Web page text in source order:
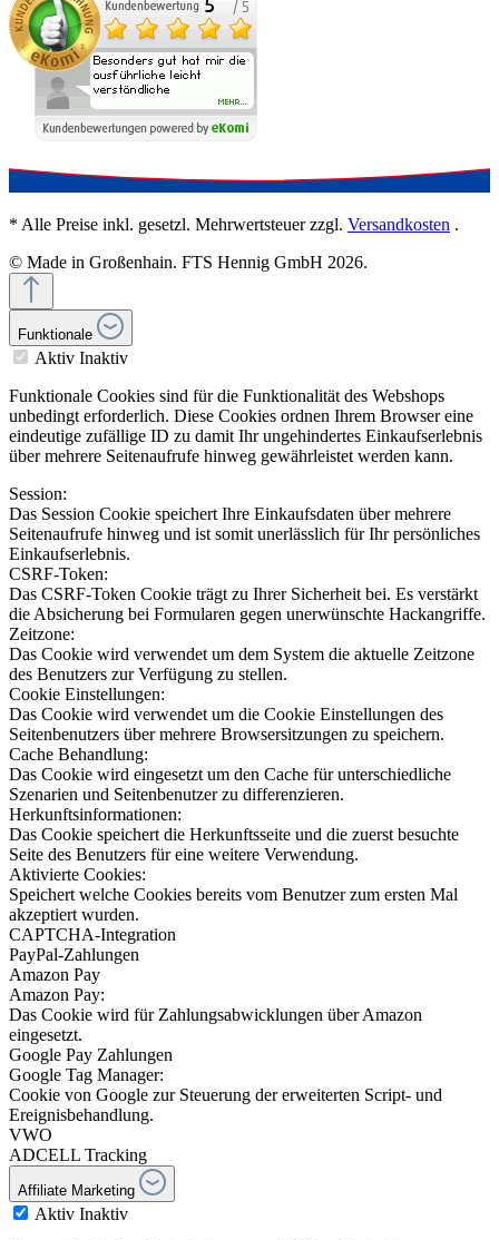
* Alle Preise inkl. gesetzl. Mehrwertsteuer zzgl. Versandkosten .
© Made in Großenhain. FTS Hennig GmbH 2026.
Funktionale
Aktiv Inaktiv
Funktionale Cookies sind für die Funktionalität des Webshops
unbedingt erforderlich. Diese Cookies ordnen Ihrem Browser eine
eindeutige zufällige ID zu damit Ihr ungehindertes Einkaufserlebnis
über mehrere Seitenaufrufe hinweg gewährleistet werden kann.
Session:
Das Session Cookie speichert Ihre Einkaufsdaten über mehrere
Seitenaufrufe hinweg und ist somit unerlässlich für Ihr persönliches
Einkaufserlebnis.
CSRF-Token:
Das CSRF-Token Cookie trägt zu Ihrer Sicherheit bei. Es verstärkt
die Absicherung bei Formularen gegen unerwünschte Hackangriffe.
Zeitzone:
Das Cookie wird verwendet um dem System die aktuelle Zeitzone
des Benutzers zur Verfügung zu stellen.
Cookie Einstellungen:
Das Cookie wird verwendet um die Cookie Einstellungen des
Seitenbenutzers über mehrere Browsersitzungen zu speichern.
Cache Behandlung:
Das Cookie wird eingesetzt um den Cache für unterschiedliche
Szenarien und Seitenbenutzer zu differenzieren.
Herkunftsinformationen:
Das Cookie speichert die Herkunftsseite und die zuerst besuchte
Seite des Benutzers für eine weitere Verwendung.
Aktivierte Cookies:
Speichert welche Cookies bereits vom Benutzer zum ersten Mal
akzeptiert wurden.
CAPTCHA-Integration
PayPal-Zahlungen
Amazon Pay
Amazon Pay:
Das Cookie wird für Zahlungsabwicklungen über Amazon
eingesetzt.
Google Pay Zahlungen
Google Tag Manager:
Cookie von Google zur Steuerung der erweiterten Script- und
Ereignisbehandlung.
VWO
ADCELL Tracking
Affiliate Marketing
Aktiv Inaktiv